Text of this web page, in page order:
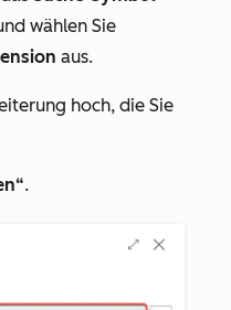
wählen Sie
aus.
hoch, die Sie
.